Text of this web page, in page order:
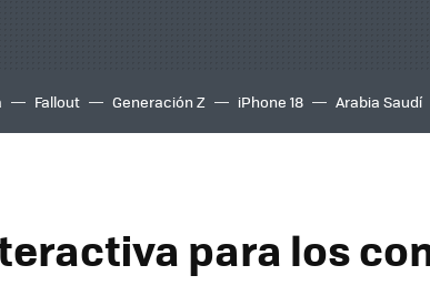
Fallout Generación Z iPhone 18 Arabia Saudí
para los